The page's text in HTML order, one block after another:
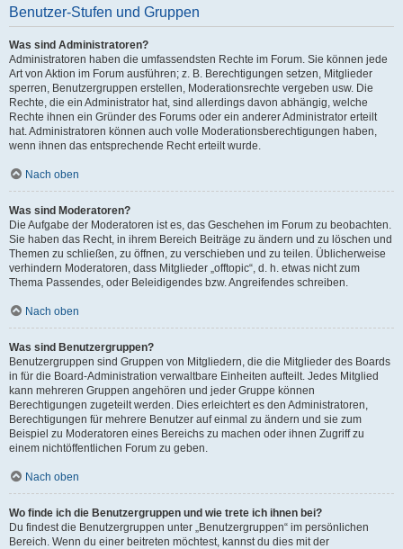
Benutzer-Stufen und Gruppen
Was sind Administratoren?
Administratoren haben die umfassendsten Rechte im Forum. Sie können jede
Art von Aktion im Forum ausführen; z. B. Berechtigungen setzen, Mitglieder
sperren, Benutzergruppen erstellen, Moderationsrechte vergeben usw. Die
Rechte, die ein Administrator hat, sind allerdings davon abhängig, welche
Rechte ihnen ein Gründer des Forums oder ein anderer Administrator erteilt
hat. Administratoren können auch volle Moderationsberechtigungen haben,
wenn ihnen das entsprechende Recht erteilt wurde.
Nach oben
Was sind Moderatoren?
Die Aufgabe der Moderatoren ist es, das Geschehen im Forum zu beobachten.
Sie haben das Recht, in ihrem Bereich Beiträge zu ändern und zu löschen und
Themen zu schließen, zu öffnen, zu verschieben und zu teilen. Üblicherweise
verhindern Moderatoren, dass Mitglieder „offtopic“, d. h. etwas nicht zum
Thema Passendes, oder Beleidigendes bzw. Angreifendes schreiben.
Nach oben
Was sind Benutzergruppen?
Benutzergruppen sind Gruppen von Mitgliedern, die die Mitglieder des Boards
in für die Board-Administration verwaltbare Einheiten aufteilt. Jedes Mitglied
kann mehreren Gruppen angehören und jeder Gruppe können
Berechtigungen zugeteilt werden. Dies erleichtert es den Administratoren,
Berechtigungen für mehrere Benutzer auf einmal zu ändern und sie zum
Beispiel zu Moderatoren eines Bereichs zu machen oder ihnen Zugriff zu
einem nichtöffentlichen Forum zu geben.
Nach oben
Wo finde ich die Benutzergruppen und wie trete ich ihnen bei?
Du findest die Benutzergruppen unter „Benutzergruppen“ im persönlichen
Bereich. Wenn du einer beitreten möchtest, kannst du dies mit der